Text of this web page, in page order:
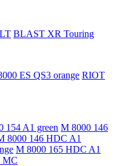
BLAST XR Touring
ES QS3 orange RIOT
154 A1 green M 8000 146
8000 146 HDC A1
M 8000 165 HDC A1
MC